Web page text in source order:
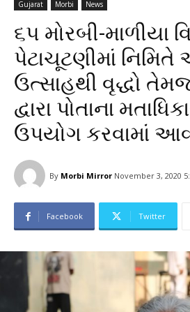
Gujarat Morbi News
૬૫ મોરબી-માળીયા
પેટાચૂટણીમાં નિમિતે
ઉત્સાહથી વૃદ્ધો તેમજ
દ્વારા પોતાના
ઉપયોગ કરવામાં
By Morbi Mirror November 3, 2020
Facebook Twitter